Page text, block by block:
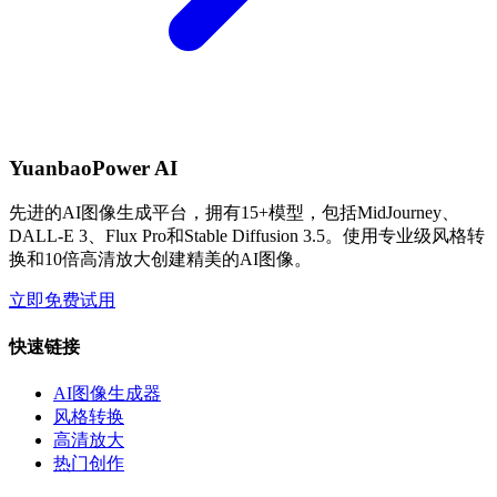
YuanbaoPower AI
先进的AI图像生成平台，拥有15+模型，包括MidJourney、
DALL-E 3、Flux Pro和Stable Diffusion 3.5。使用专业级风格转
换和10倍高清放大创建精美的AI图像。
立即免费试用
快速链接
AI图像生成器
风格转换
高清放大
热门创作